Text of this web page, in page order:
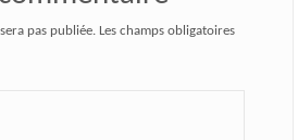
pas publiée. Les champs obligatoires